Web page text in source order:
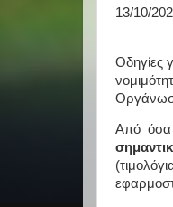
13/10/
Οδηγίες
Από όσα